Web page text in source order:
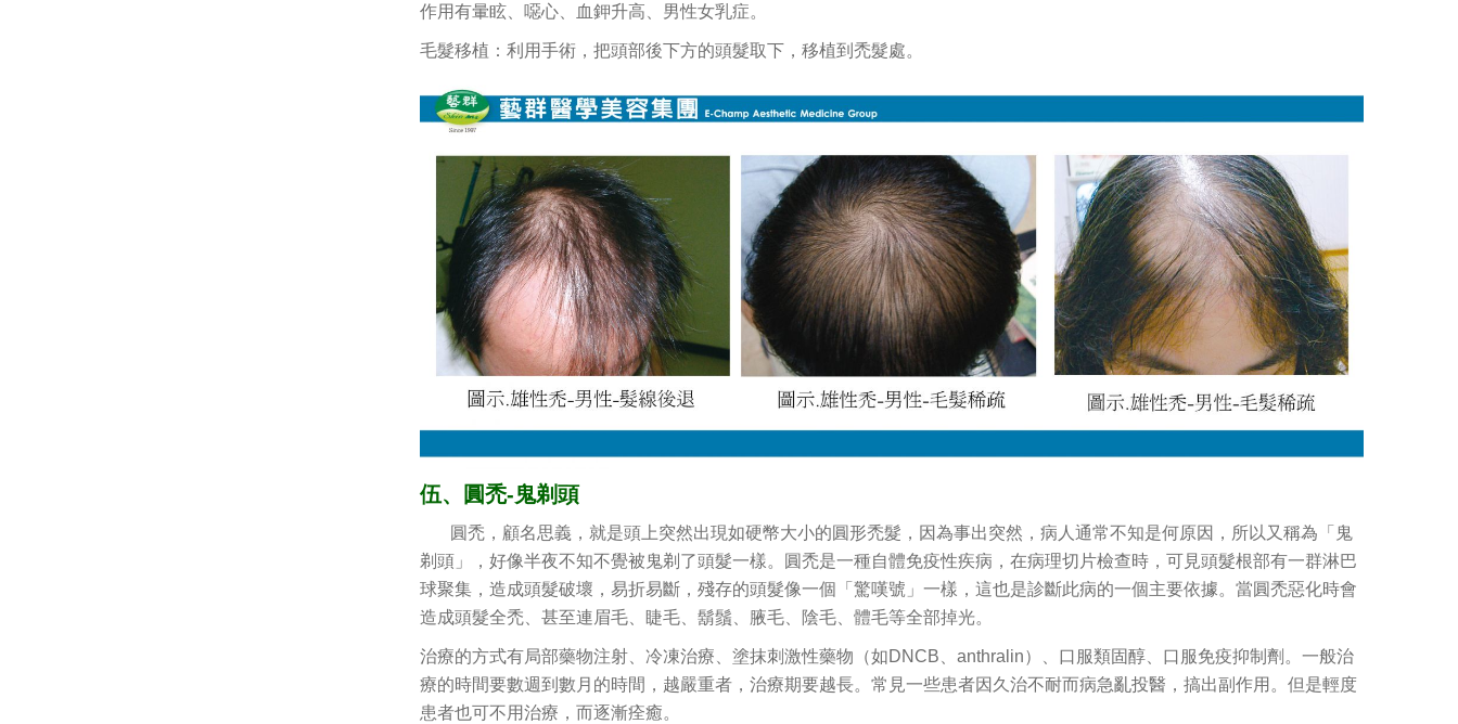
作用有暈眩、噁心、血鉀升高、男性女乳症。
毛髮移植：利用手術，把頭部後下方的頭髮取下，移植到禿髮處。
伍、圓禿-鬼剃頭
圓禿，顧名思義，就是頭上突然出現如硬幣大小的圓形禿髮，因為事出突然，病人通常不知是何原因，所以又稱為「鬼
剃頭」，好像半夜不知不覺被鬼剃了頭髮一樣。圓禿是一種自體免疫性疾病，在病理切片檢查時，可見頭髮根部有一群淋巴
球聚集，造成頭髮破壞，易折易斷，殘存的頭髮像一個「驚嘆號」一樣，這也是診斷此病的一個主要依據。當圓禿惡化時會
造成頭髮全禿、甚至連眉毛、睫毛、鬍鬚、腋毛、陰毛、體毛等全部掉光。
治療的方式有局部藥物注射、冷凍治療、塗抹刺激性藥物（如DNCB、anthralin）、口服類固醇、口服免疫抑制劑。一般治
療的時間要數週到數月的時間，越嚴重者，治療期要越長。常見一些患者因久治不耐而病急亂投醫，搞出副作用。但是輕度
患者也可不用治療，而逐漸痊癒。